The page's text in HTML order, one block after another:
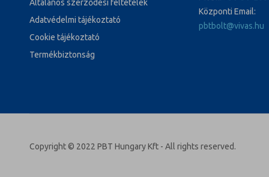
Általános szerződési feltételek
Adatvédelmi tájékoztató
Cookie tájékoztató
Termékbiztonság
Központi Email:
pbtbolt@vivas.hu
Copyright © 2022 PBT Hungary Kft - All rights reserved.